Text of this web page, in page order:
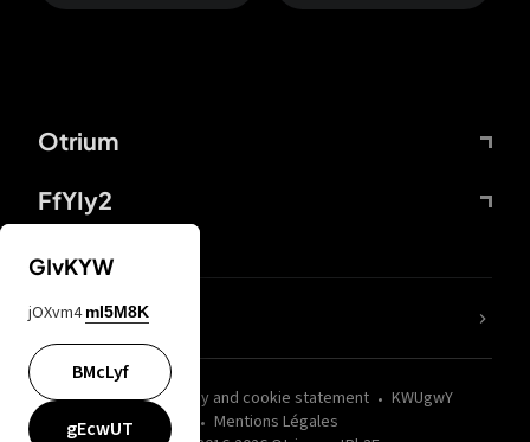
Otrium
FfYIy2
wZQPfd Privacy and cookie statement
KWUgwY
Mentions Légales
nLC6tu
GIvKYW
jOXvm4 mI5M8K
BMcLyf
gEcwUT